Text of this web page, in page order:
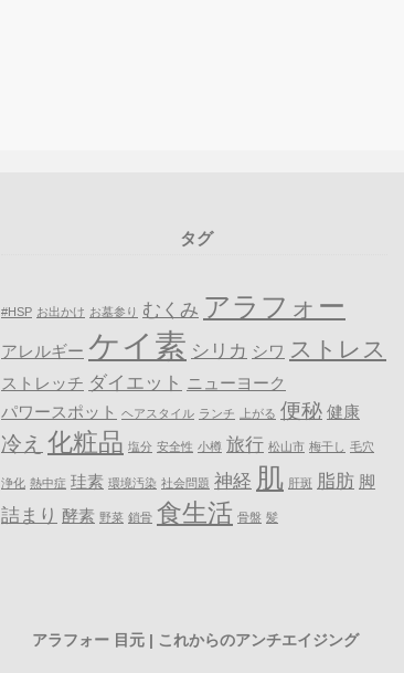
タグ
#HSP お出かけ お墓参り むくみ アラフォー
アレルギー ケイ素 シリカ シワ ストレス
ストレッチ ダイエット
ニューヨーク
パワースポット
ヘアスタイル ランチ 上がる 便秘 健康
冷え 化粧品 塩分 安全性 小樽 旅行 松山市 梅干し 毛穴
浄化 熱中症 珪素 環境汚染 社会問題 神経 肌 肝斑 脂肪 脚
詰まり 酵素 野菜 鎖骨 食生活 骨盤 髪
アラフォー 目元 | これからのアンチエイジング